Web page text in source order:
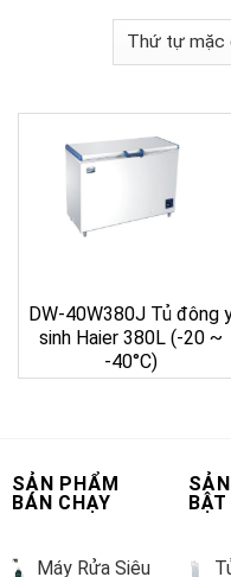
DW-40W380J Tủ đông
sinh Haier 380L (-20 ~
-40°C)
SẢN PHẨM
BÁN CHẠY
Máy Rửa Siêu
BẬT